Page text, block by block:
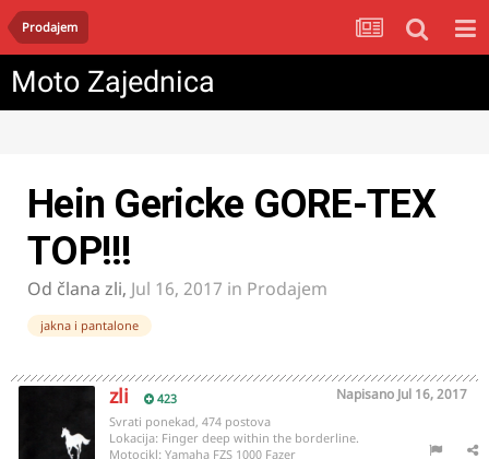
Prodajem
Moto Zajednica
Hein Gericke GORE-TEX
TOP!!!
Od člana zli, Jul 16, 2017 in Prodajem
jakna i pantalone
zli 423 Napisano Jul 16, 2017
Svrati ponekad, 474 postova
Lokacija: Finger deep within the borderline.
Motocikl: Yamaha FZS 1000 Fazer